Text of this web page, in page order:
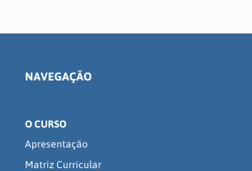
NAVEGAÇÃO
O CURSO
Apresentação
Matriz Curricular